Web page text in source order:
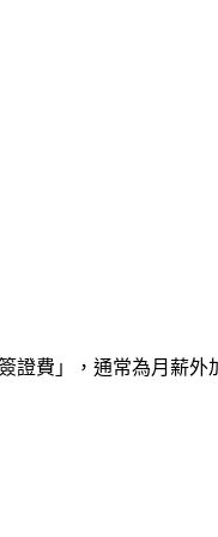
費」，通常為月薪外